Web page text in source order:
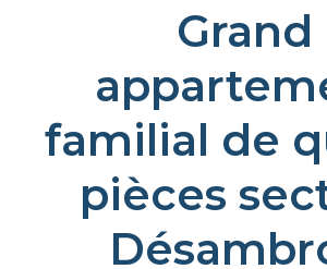
Grand
familial de
pièces